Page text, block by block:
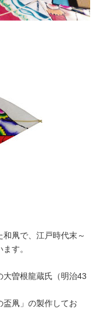
凧で、江戸時代末～
す。
大曽根龍蔵氏（明治43
盃凧」の製作してお